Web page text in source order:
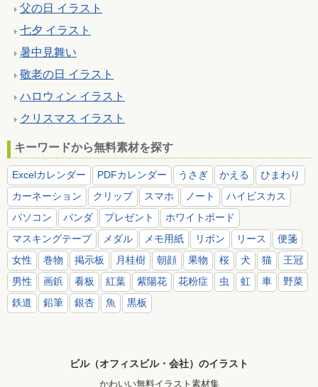
父の日 イラスト
七夕 イラスト
暑中見舞い
敬老の日 イラスト
ハロウィン イラスト
クリスマス イラスト
キーワードから無料素材を探す
Excelカレンダー PDFカレンダー うさぎ かえる
ひまわり
カーネーション
クリップ スマホ ノート
ハイビスカス
パソコン
パンダ プレゼント
ホワイトボード
マスキングテープ
メダル メモ用紙 リボン リース
便箋
女性
巻物 掲示板 月桂樹 朝顔 果物 桜 犬 猫
王冠
男性
画鋲 看板 紅葉 紫陽花 花粉症 虫 虹 車
野菜
鉄道
鉛筆 銀杏 魚 黒板
ビル（オフィスビル・会社）のイラスト
かわいい無料イラスト素材集